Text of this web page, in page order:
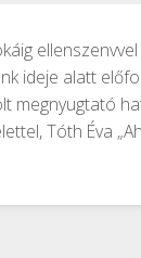
ideje alatt
Tóth Éva